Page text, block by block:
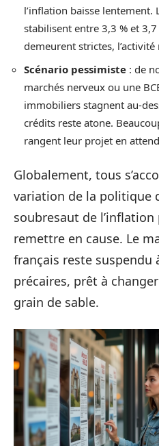
l’inflation baisse
stabilisent entre 3,3 % et
demeurent strictes,
Scénario pessimiste : de
marchés nerveux ou une
immobiliers stagnent au-
crédits reste atone.
rangent leur projet en
Globalement, tous
variation de la politique
soubresaut de
remettre en cause. Le
français reste suspendu
précaires, prêt à
grain de sable.